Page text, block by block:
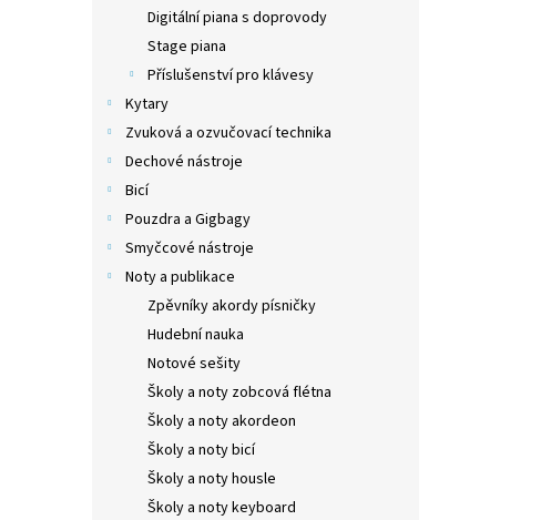
Digitální piana s doprovody
Stage piana
Příslušenství pro klávesy
Kytary
Zvuková a ozvučovací technika
Dechové nástroje
Bicí
Pouzdra a Gigbagy
Smyčcové nástroje
Noty a publikace
Zpěvníky akordy písničky
Hudební nauka
Notové sešity
Školy a noty zobcová flétna
Školy a noty akordeon
Školy a noty bicí
Školy a noty housle
Školy a noty keyboard